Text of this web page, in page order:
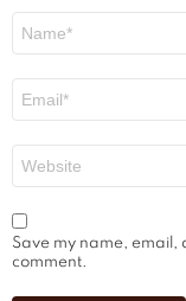
Save my name, email,
comment.